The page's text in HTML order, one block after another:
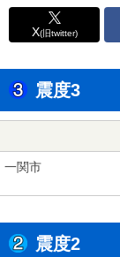
X(旧twitter)
震度3
一関市
震度2